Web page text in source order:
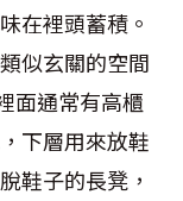
在裡頭蓄積。
似玄關的空間
面通常有高櫃
下層用來放鞋
鞋子的長凳，